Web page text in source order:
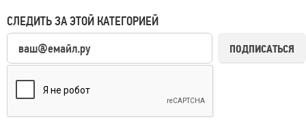
СЛЕДИТЬ ЗА ЭТОЙ КАТЕГОРИЕЙ
ПОДПИСАТЬСЯ